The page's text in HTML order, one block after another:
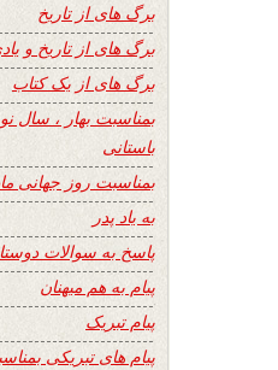
برگ های از تاریخ
برگ های از تاریخ و
برگ های از یک کتاب
بمناسبت بهار ، سال
باستانی
بمناسبت روز جهانی
به یاد پدر
پاسخ به سوالات
پیام به هم میهنان
پیام تبریک
پیام های تبریکی